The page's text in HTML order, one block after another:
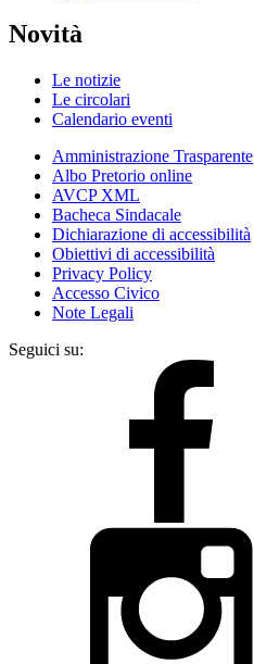
Novità
Le notizie
Le circolari
Calendario eventi
Amministrazione Trasparente
Albo Pretorio online
AVCP XML
Bacheca Sindacale
Dichiarazione di accessibilità
Obiettivi di accessibilità
Privacy Policy
Accesso Civico
Note Legali
Seguici su: